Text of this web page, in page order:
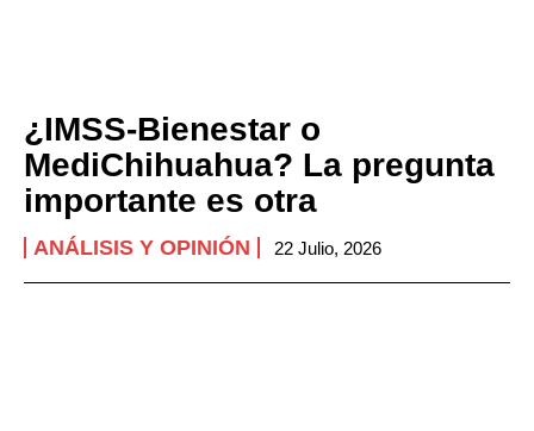
¿IMSS-Bienestar o
MediChihuahua? La pregunta
importante es otra
ANÁLISIS Y OPINIÓN 22 Julio, 2026